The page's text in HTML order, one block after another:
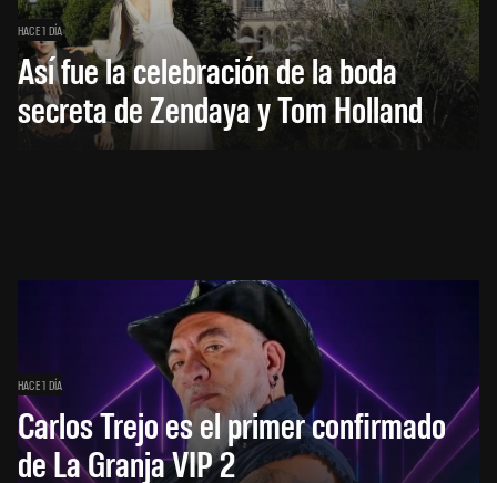
HACE 1 DÍA
Así fue la celebración de la boda
secreta de Zendaya y Tom Holland
HACE 1 DÍA
Carlos Trejo es el primer confirmado
de La Granja VIP 2